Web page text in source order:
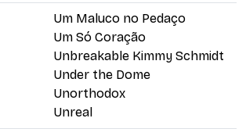
Um Maluco no Pedaço
Um Só Coração
Unbreakable Kimmy Schmidt
Under the Dome
Unorthodox
Unreal